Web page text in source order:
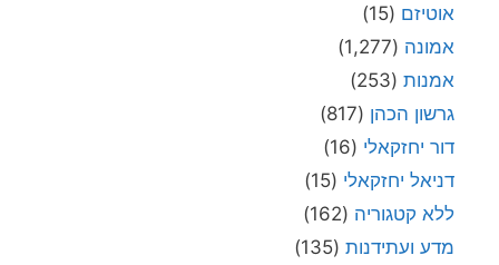
אוטיזם (15)
אמונה (1,277)
אמנות (253)
גרשון הכהן (817)
דור יחזקאלי (16)
דניאל יחזקאלי (15)
ללא קטגוריה (162)
מדע ועתידנות (135)